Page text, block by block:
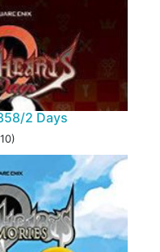
2 Days